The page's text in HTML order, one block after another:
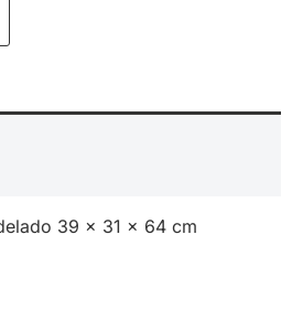
39 x 31 x 64 cm